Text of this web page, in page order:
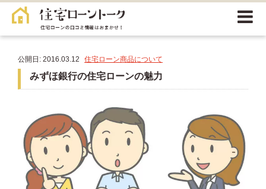
公開日: 2016.03.12 住宅ローン商品について
みずほ銀行の住宅ローンの魅力